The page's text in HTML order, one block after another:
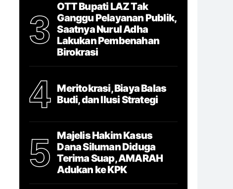
3
OTT Bupati LAZ Tak
Ganggu Pelayanan Publik,
Saatnya Nurul Adha
Lakukan Pembenahan
Birokrasi
4
Meritokrasi, Biaya Balas
Budi, dan Ilusi Strategi
5
Majelis Hakim Kasus
Dana Siluman Diduga
Terima Suap, AMARAH
Adukan ke KPK